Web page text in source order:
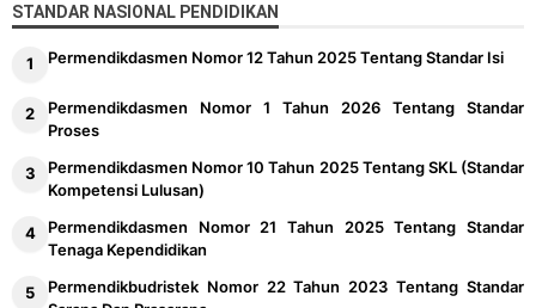
STANDAR NASIONAL PENDIDIKAN
Permendikdasmen Nomor 12 Tahun 2025 Tentang Standar Isi
Permendikdasmen Nomor 1 Tahun 2026 Tentang Standar
Proses
Permendikdasmen Nomor 10 Tahun 2025 Tentang SKL (Standar
Kompetensi Lulusan)
Permendikdasmen Nomor 21 Tahun 2025 Tentang Standar
Tenaga Kependidikan
Permendikbudristek Nomor 22 Tahun 2023 Tentang Standar